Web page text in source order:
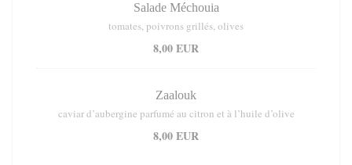
Salade Méchouia
tomates, poivrons grillés, olives
8,00 EUR
Zaalouk
caviar d’aubergine parfumé au citron et à l’huile d’olive
8,00 EUR